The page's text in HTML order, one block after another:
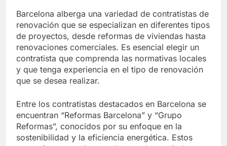
Barcelona alberga una variedad de contratistas de
renovación que se especializan en diferentes tipos
de proyectos, desde reformas de viviendas hasta
renovaciones comerciales. Es esencial elegir un
contratista que comprenda las normativas locales
y que tenga experiencia en el tipo de renovación
que se desea realizar.
Entre los contratistas destacados en Barcelona se
encuentran “Reformas Barcelona” y “Grupo
Reformas”, conocidos por su enfoque en la
sostenibilidad y la eficiencia energética. Estos